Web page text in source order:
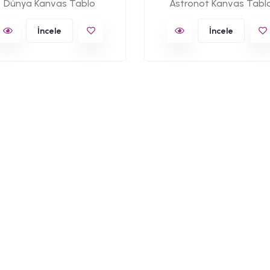
Dünya Kanvas Tablo
İncele
Astronot Kanvas
İncele